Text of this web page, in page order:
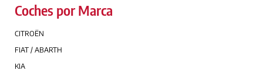
Coches por Marca
CITROËN
FIAT / ABARTH
KIA